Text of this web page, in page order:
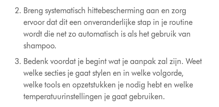
Breng systematisch hittebescherming aan en zorg
ervoor dat dit een onveranderlijke stap in je routine
wordt die net zo automatisch is als het gebruik van
shampoo.
Bedenk voordat je begint wat je aanpak zal zijn. Weet
welke secties je gaat stylen en in welke volgorde,
welke tools en opzetstukken je nodig hebt en welke
temperatuurinstellingen je gaat gebruiken.